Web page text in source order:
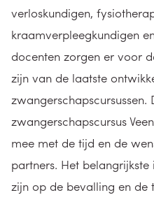
verloskundigen,
kraamverpleegkundigen
docenten zorgen er voor
zijn van de laatste
zwangerschapscursus
mee met de tijd en de
partners. Het
zijn op de bevalling en de